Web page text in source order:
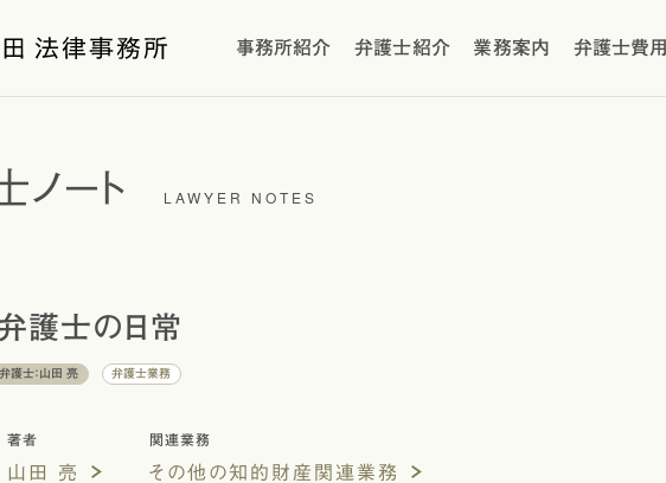
事務所紹介 弁護士紹介 業務案内 弁護士費用
ノート LAWYER NOTES
護士の日常
弁護士：山田 亮 弁護士業務
著者
山田 亮
関連業務
その他の知的財産関連業務